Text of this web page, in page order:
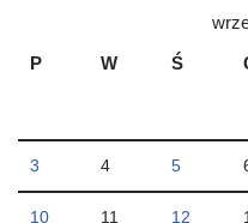
P
W Ś
3 4 5
10 11 12